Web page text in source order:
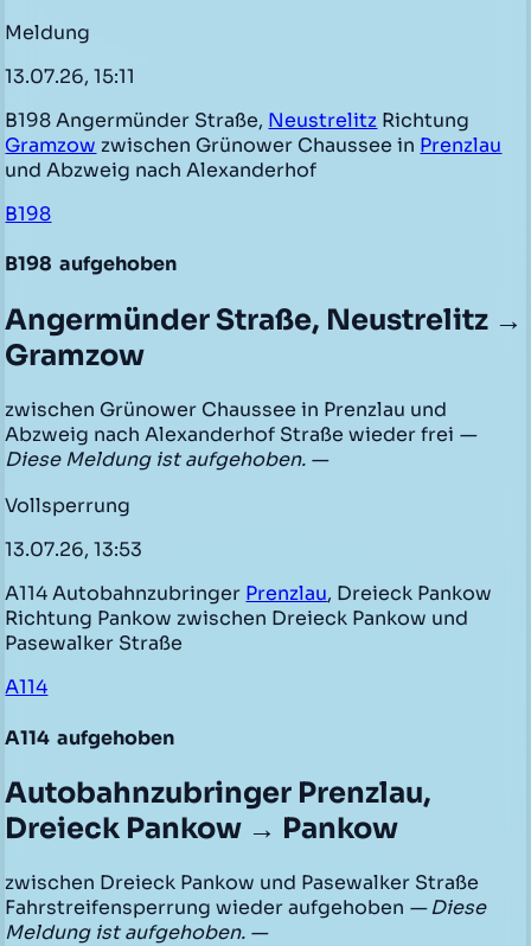
Meldung
13.07.26, 15:11
B198 Angermünder Straße, Neustrelitz Richtung
Gramzow zwischen Grünower Chaussee in Prenzlau
und Abzweig nach Alexanderhof
B198
B198 aufgehoben
Angermünder Straße, Neustrelitz →
Gramzow
zwischen Grünower Chaussee in Prenzlau und
Abzweig nach Alexanderhof Straße wieder frei —
Diese Meldung ist aufgehoben. —
Vollsperrung
13.07.26, 13:53
A114 Autobahnzubringer Prenzlau, Dreieck Pankow
Richtung Pankow zwischen Dreieck Pankow und
Pasewalker Straße
A114
A114 aufgehoben
Autobahnzubringer Prenzlau,
Dreieck Pankow → Pankow
zwischen Dreieck Pankow und Pasewalker Straße
Fahrstreifensperrung wieder aufgehoben — Diese
Meldung ist aufgehoben. —